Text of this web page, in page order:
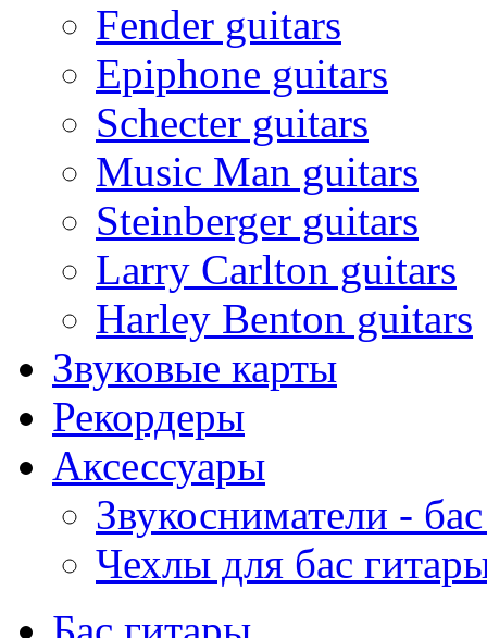
Fender guitars
Epiphone guitars
Schecter guitars
Music Man guitars
Steinberger guitars
Larry Carlton guitars
Harley Benton guitars
Звуковые карты
Рекордеры
Аксессуары
Звукосниматели -
Чехлы для бас